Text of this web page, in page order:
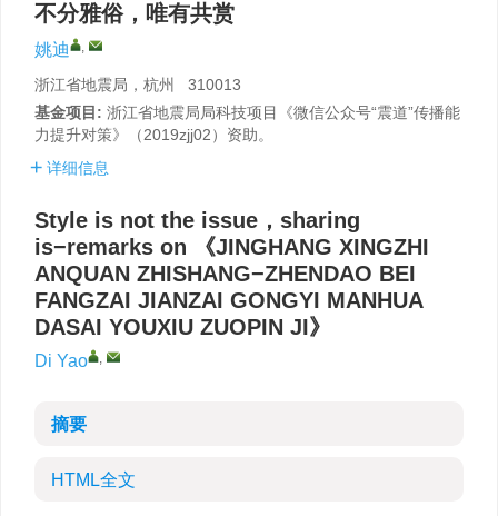
不分雅俗，唯有共赏
姚迪 ,
浙江省地震局，杭州 310013
基金项目: 浙江省地震局局科技项目《微信公众号“震道”传播能
力提升对策》（2019zjj02）资助。
详细信息
Style is not the issue，sharing
is−remarks on 《JINGHANG XINGZHI
ANQUAN ZHISHANG−ZHENDAO BEI
FANGZAI JIANZAI GONGYI MANHUA
DASAI YOUXIU ZUOPIN JI》
Di Yao ,
摘要
HTML全文